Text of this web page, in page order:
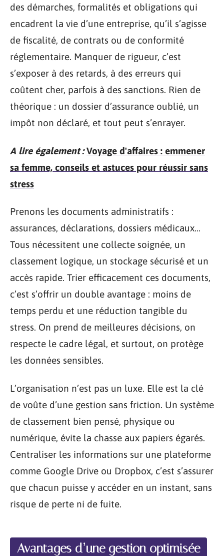
des démarches, formalités et obligations qui
encadrent la vie d’une entreprise, qu’il s’agisse
de fiscalité, de contrats ou de conformité
réglementaire. Manquer de rigueur, c’est
s’exposer à des retards, à des erreurs qui
coûtent cher, parfois à des sanctions. Rien de
théorique : un dossier d’assurance oublié, un
impôt non déclaré, et tout peut s’enrayer.
A lire également : Voyage d'affaires : emmener
sa femme, conseils et astuces pour réussir sans
stress
Prenons les documents administratifs :
assurances, déclarations, dossiers médicaux…
Tous nécessitent une collecte soignée, un
classement logique, un stockage sécurisé et un
accès rapide. Trier efficacement ces documents,
c’est s’offrir un double avantage : moins de
temps perdu et une réduction tangible du
stress. On prend de meilleures décisions, on
respecte le cadre légal, et surtout, on protège
les données sensibles.
L’organisation n’est pas un luxe. Elle est la clé
de voûte d’une gestion sans friction. Un système
de classement bien pensé, physique ou
numérique, évite la chasse aux papiers égarés.
Centraliser les informations sur une plateforme
comme Google Drive ou Dropbox, c’est s’assurer
que chacun puisse y accéder en un instant, sans
risque de perte ni de fuite.
Avantages d’une gestion optimisée